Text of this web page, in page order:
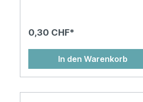
0,30 CHF*
In den Warenkorb